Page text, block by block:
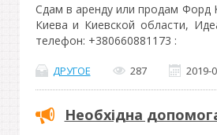
Сдам в аренду или продам Форд
Киева и Киевской области,
телефон: +380660881173 :
ДРУГОЕ 287 2019-
Необхідна